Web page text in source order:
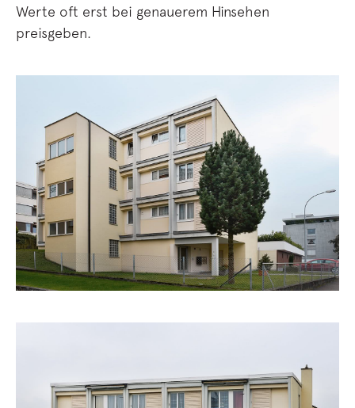
Werte oft erst bei genauerem Hinsehen
preisgeben.